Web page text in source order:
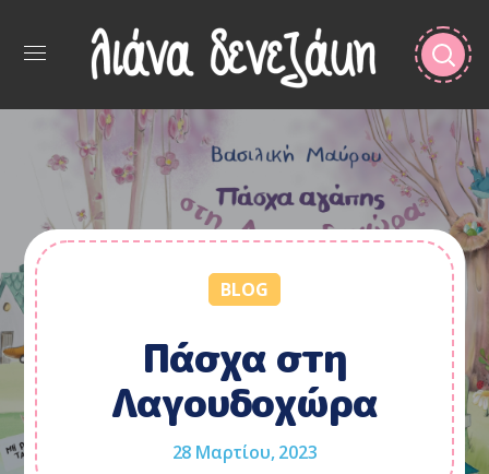
BLOG
Πάσχα στη
Λαγουδοχώρα
28 Μαρτίου, 2023